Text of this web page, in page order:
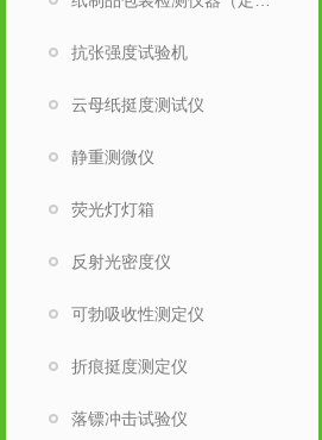
抗张强度试验机
云母纸挺度测试仪
静重测微仪
荧光灯灯箱
反射光密度仪
可勃吸收性测定仪
折痕挺度测定仪
落镖冲击试验仪